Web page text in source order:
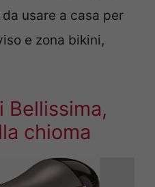
usare a casa per
e zona bikini,
Bellissima,
chioma